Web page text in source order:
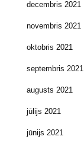
decembris 2021
novembris 2021
oktobris 2021
septembris 2021
augusts 2021
jūlijs 2021
jūnijs 2021